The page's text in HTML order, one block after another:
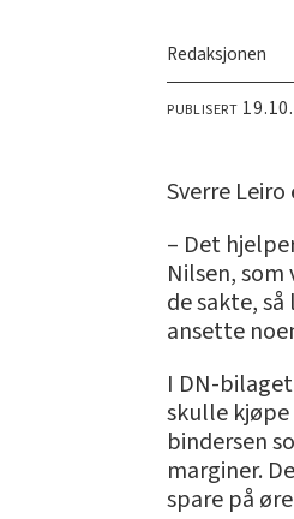
Redaksjonen
PUBLISERT
Sverre
– Det
Nilsen,
de sakte,
ansette
I DN-
skulle
bindersen
marginer.
spare på